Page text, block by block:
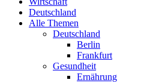
Deutschland
Alle Themen
Deutschland
Berlin
Frankfurt
Gesundheit
Ernährung